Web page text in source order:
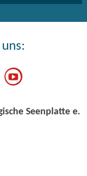
Seenplatte e.